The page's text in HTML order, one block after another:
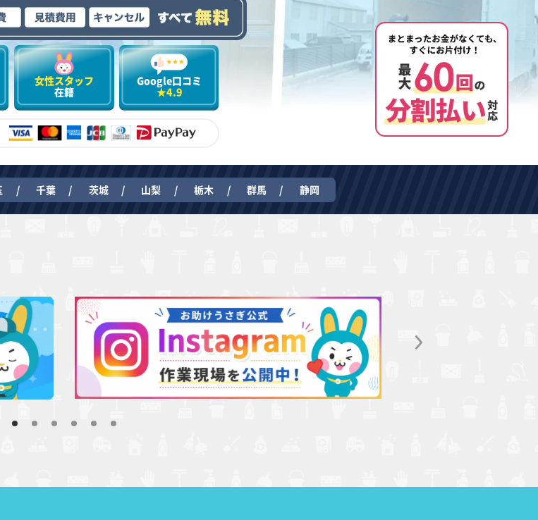
女性スタッフ
在籍
Google口コミ
★4.9
千葉 茨城 山梨 栃木 群馬 静岡